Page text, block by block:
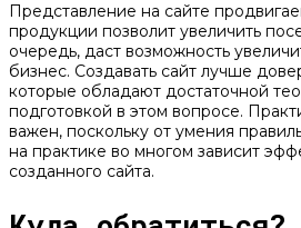
Представление на сайте
продукции позволит увеличить
очередь, даст возможность
бизнес. Создавать сайт лучше
которые обладают достаточной
подготовкой в этом вопросе.
важен, поскольку от умения
на практике во многом зависит
созданного сайта.